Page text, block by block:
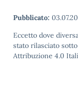
Pubblicato:
Eccetto dove
stato rilasciato
Attribuzione 4.0